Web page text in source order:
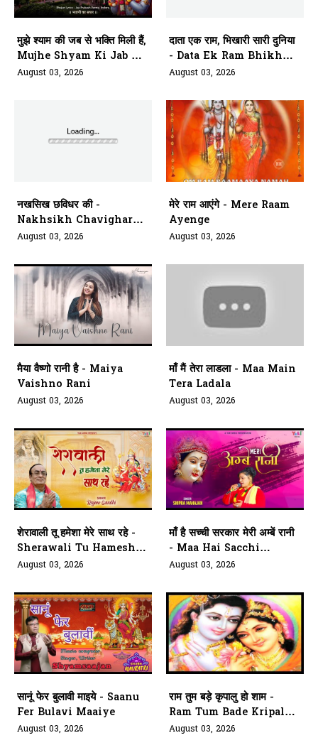
मुझे श्याम की जब से भक्ति मिली हैं,
Mujhe Shyam Ki Jab Se
Bhakti Mili Hai
August 03, 2026
दाता एक राम, भिखारी सारी दुनिया
- Data Ek Ram Bhikhari
Saari Duniya
August 03, 2026
नखसिख छविधर की -
Nakhsikh Chavighar
Aarti Kariye Siyavar Ki
August 03, 2026
मेरे राम आएंगे - Mere Raam
Ayenge
August 03, 2026
मैया वैष्णो रानी है - Maiya
Vaishno Rani
August 03, 2026
माँ मैं तेरा लाडला - Maa Main
Tera Ladala
August 03, 2026
शेरावाली तू हमेशा मेरे साथ रहे -
Sherawali Tu Hamesha
Mere Saath
August 03, 2026
माँ है सच्ची सरकार मेरी अम्बें रानी
- Maa Hai Sacchi
Sarkar Meri Ambe Rani
August 03, 2026
सानूं फेर बुलावी माइये - Saanu
Fer Bulavi Maaiye
August 03, 2026
राम तुम बड़े कृपालु हो शाम -
Ram Tum Bade Kripalu
Ho Shaam
August 03, 2026